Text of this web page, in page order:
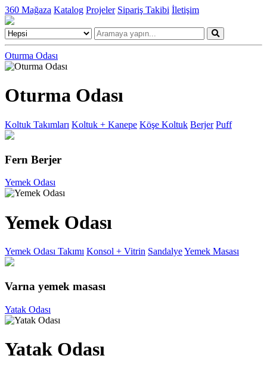
360 Mağaza Katalog Projeler Sipariş Takibi İletişim
Oturma Odası
Oturma Odası
Koltuk Takımları Koltuk + Kanepe Köşe Koltuk Berjer Puff
Fern Berjer
Yemek Odası
Yemek Odası
Yemek Odası Takımı Konsol + Vitrin SandalyeYemek Masası
Varna yemek masası
Yatak Odası
Yatak Odası